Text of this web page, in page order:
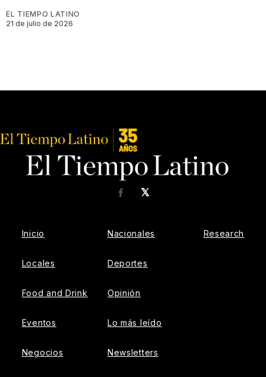
EL TIEMPO LATINO
21 de julio de 2026
𝕏
Facebook
Inicio
Locales
Food and Drink
Eventos
Negocios
Nacionales
Deportes
Opinión
Lo más leído
Newsletters
Research